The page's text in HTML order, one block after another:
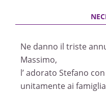
Ne danno il triste
Massimo,
l’ adorato Stefano
unitamente ai